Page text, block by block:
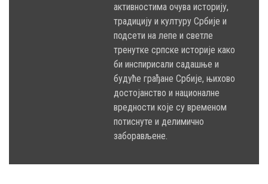
активностима очува историју,
традицију и културу Србије и
подсети на лепе и светле
тренутке српске историје како
би инспирисали садашње и
будуће грађане Србије, њихово
достојанство и националне
вредности које су временом
потиснуте и делимично
заборављене.